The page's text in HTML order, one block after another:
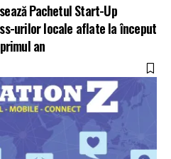
Pachetul Start-Up
urilor locale aflate la început
an